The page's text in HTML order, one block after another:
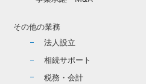
その他の業務
法人設立
相続サポート
税務・会計